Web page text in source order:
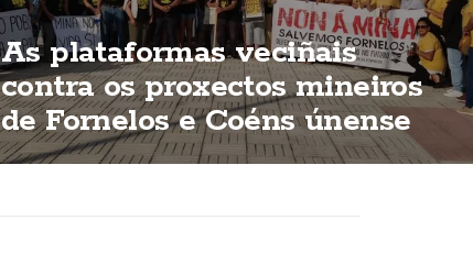
As plataformas veciñais
contra os proxectos mineiros
de Fornelos e Coéns únense
en Laxe